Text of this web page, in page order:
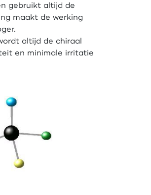
gebruikt altijd de
maakt de werking
altijd de chiraal
en minimale irritatie